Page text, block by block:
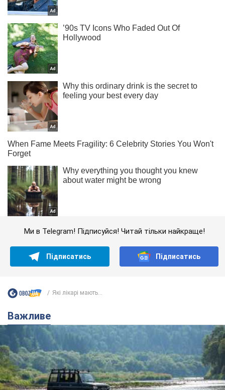
Ми в Telegram! Підписуйся! Читай тільки найкраще!
Підписатись Підписатись
Які лікарі мають...
Важливе